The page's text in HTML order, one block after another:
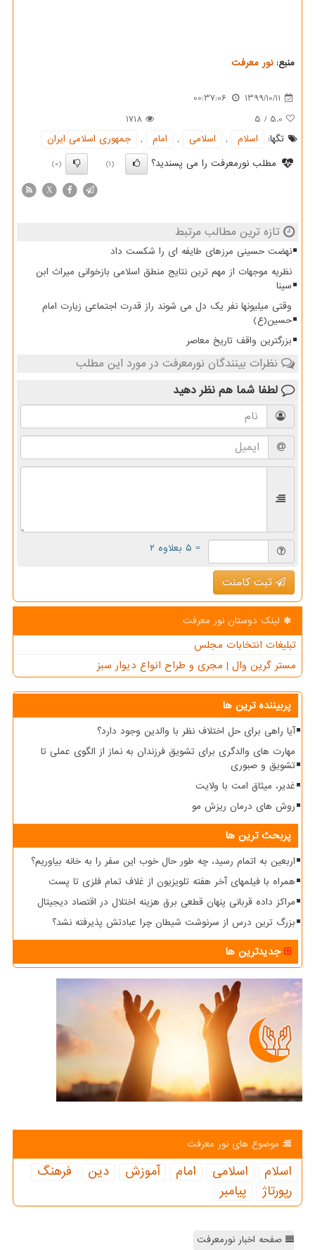
منبع:نور معرفت
1399/10/11
00:37:06
5.0
/
5
1718
تگها:
اسلام , اسلامی , امام ,
جمهوری اسلامی ایران
مطلب نورمعرفت را می پسندید؟
(1)
(0)
X
تازه ترین مطالب مرتبط
نهضت حسینی مرزهای طایفه ای را شکست داد
نظریه موجهات از مهم ترین نتایج منطق اسلامی بازخوانی میراث ابن
سینا
وقتی میلیونها نفر یک دل می شوند راز قدرت اجتماعی زیارت امام
حسین(ع)
بزرگترین واقف تاریخ معاصر
نظرات بینندگان نورمعرفت در مورد این مطلب
لطفا شما هم نظر دهید
= ۵ بعلاوه ۲
ثبت کامنت
لینک دوستان نور معرفت
تبلیغات انتخابات مجلس
مستر گرین وال | مجری و طراح انواع دیوار سبز
پربیننده ترین ها
آیا راهی برای حل اختلاف نظر با والدین وجود دارد؟
مهارت های والدگری برای تشویق فرزندان به نماز از الگوی عملی تا
تشویق و صبوری
غدیر، میثاق امت با ولایت
روش های درمان ریزش مو
پربحث ترین ها
اربعین به اتمام رسید، چه طور حال خوب این سفر را به خانه بیاوریم؟
همراه با فیلمهای آخر هفته تلویزیون از غلاف تمام فلزی تا پست
مراکز داده قربانی پنهان قطعی برق هزینه اختلال در اقتصاد دیجیتال
بزرگ ترین درس از سرنوشت شیطان چرا عبادتش پذیرفته نشد؟
جدیدترین ها
موضوع های نور معرفت
اسلام اسلامی امام آموزش دین
فرهنگ
رپورتاژ
پیامبر
صفحه اخبار نورمعرفت